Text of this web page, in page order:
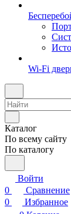
Wi-Fi
Каталог
По всему сайту
По каталогу
Войти
0
Сравнение
0
Избранное